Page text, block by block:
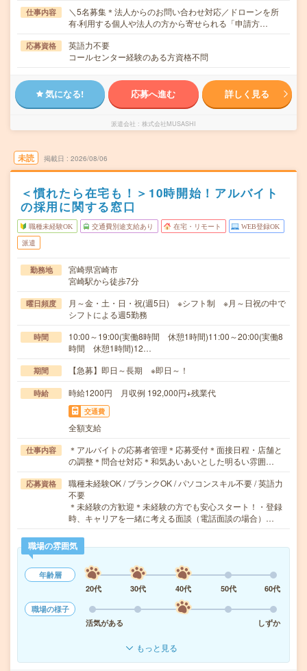
仕事内容
＼5名募集＊法人からのお問い合わせ対応／ドローンを所
有‧利用する個人や法人の方から寄せられる「申請方…
応募資格
英語力不要
コールセンター経験のある方資格不問
気になる! 応募へ進む 詳しく見る
派遣会社 株式会社MUSASHI
未読 掲載日 2026/08/06
＜慣れたら在宅も！＞10時開始！アルバイト
の採用に関する窓口
職種未経験OK 交通費別途支給あり 在宅・リモート WEB登録OK
派遣
勤務地
宮崎県宮崎市
宮崎駅から徒歩7分
曜日頻度
月～金・土・日・祝(週5日) ※シフト制 ※月～日祝の中で
シフトによる週5勤務
時間
10:00～19:00(実働8時間 休憩1時間)11:00～20:00(実働8
時間 休憩1時間)12…
期間 【急募】即日～長期 ※即日～！
時給 時給1200円 月収例 192,000円+残業代
交通費
全額支給
仕事内容
＊アルバイトの応募者管理＊応募受付＊面接日程・店舗と
の調整＊問合せ対応＊和気あいあいとした明るい雰囲…
応募資格
職種未経験OK / ブランクOK / パソコンスキル不要 / 英語力
不要
＊未経験の方歓迎＊未経験の方でも安心スタート！・登録
時、キャリアを一緒に考える面談（電話面談の場合）…
職場の雰囲気
年齢層
20代
30代 40代 50代
60代
職場の様子
活気がある
しずか
もっと見る